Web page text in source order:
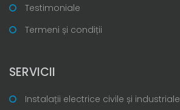
Testimoniale
Termeni și condiții
SERVICII
Instalații electrice civile și industriale